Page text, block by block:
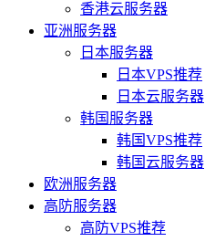
香港云服务器
亚洲服务器
日本服务器
日本VPS推荐
日本云服务器
韩国服务器
韩国VPS推荐
韩国云服务器
欧洲服务器
高防服务器
高防VPS推荐